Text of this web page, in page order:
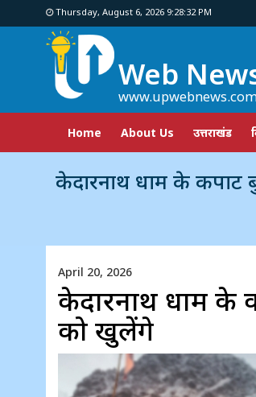
Thursday, August 6, 2026 9:28:33 PM
Web
Home About Us उत्तराखंड
केदारनाथ धाम के कपाट बुधवार को
April 20, 2026
केदारनाथ धाम के
को खुलेंगे